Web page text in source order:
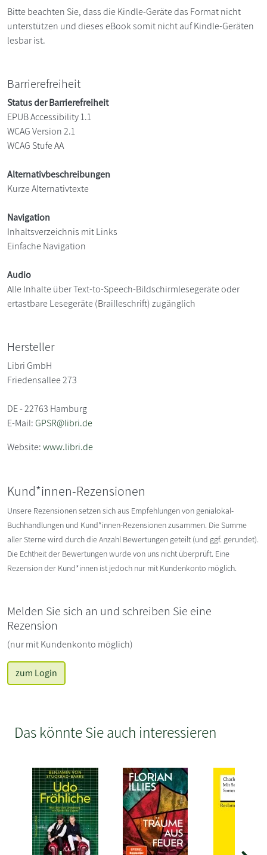
Bitte beachten Sie, dass die Kindle-Geräte das Format nicht
unterstützen und dieses eBook somit nicht auf Kindle-Geräten
lesbar ist.
Barrierefreiheit
Status der Barrierefreiheit
EPUB Accessibility 1.1
WCAG Version 2.1
WCAG Stufe AA
Alternativbeschreibungen
Kurze Alternativtexte
Navigation
Inhaltsverzeichnis mit Links
Einfache Navigation
Audio
Alle Inhalte über Text-to-Speech-Bildschirmlesegeräte oder
ertastbare Lesegeräte (Brailleschrift) zugänglich
Hersteller
Libri GmbH
Friedensallee 273
DE - 22763 Hamburg
E-Mail:GPSR@libri.de
Website:www.libri.de
Kund*innen-Rezensionen
Unsere Rezensionen setzen sich aus Empfehlungen von genialokal-
Buchhandlungen und Kund*innen-Rezensionen zusammen. Die Summe
aller Sterne wird durch die Anzahl Bewertungen geteilt (und ggf. gerundet).
Die Echtheit der Bewertungen wurde von uns nicht überprüft. Eine
Rezension der Kund*innen ist jedoch nur mit Kundenkonto möglich.
Melden Sie sich an und schreiben Sie eine
Rezension
(nur mit Kundenkonto möglich)
zum Login
Das könnte Sie auch interessieren